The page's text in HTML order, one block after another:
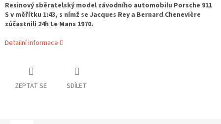
Resinový sběratelský model závodního automobilu Porsche 911
S v měřítku 1:43, s nímž se Jacques Rey a Bernard Chenevière
zúčastnili 24h Le Mans 1970.
Detailní informace
ZEPTAT SE SDÍLET